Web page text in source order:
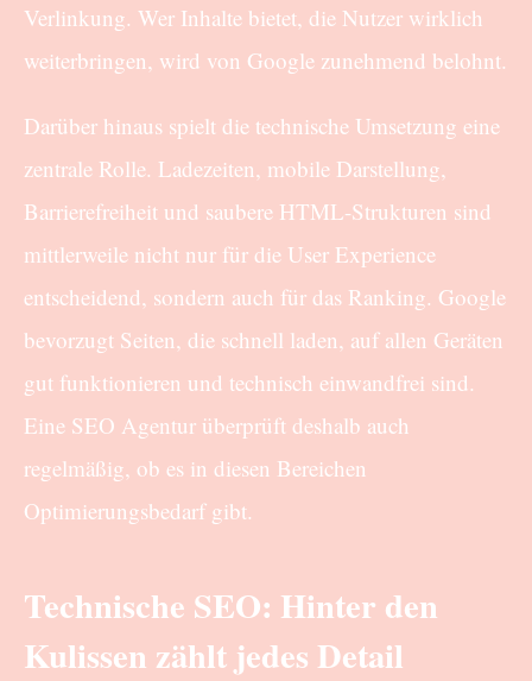
Verlinkung. Wer Inhalte bietet, die Nutzer wirklich
weiterbringen, wird von Google zunehmend belohnt.
Darüber hinaus spielt die technische Umsetzung eine
zentrale Rolle. Ladezeiten, mobile Darstellung,
Barrierefreiheit und saubere HTML-Strukturen sind
mittlerweile nicht nur für die User Experience
entscheidend, sondern auch für das Ranking. Google
bevorzugt Seiten, die schnell laden, auf allen Geräten
gut funktionieren und technisch einwandfrei sind.
Eine SEO Agentur überprüft deshalb auch
regelmäßig, ob es in diesen Bereichen
Optimierungsbedarf gibt.
Technische SEO: Hinter den
Kulissen zählt jedes Detail